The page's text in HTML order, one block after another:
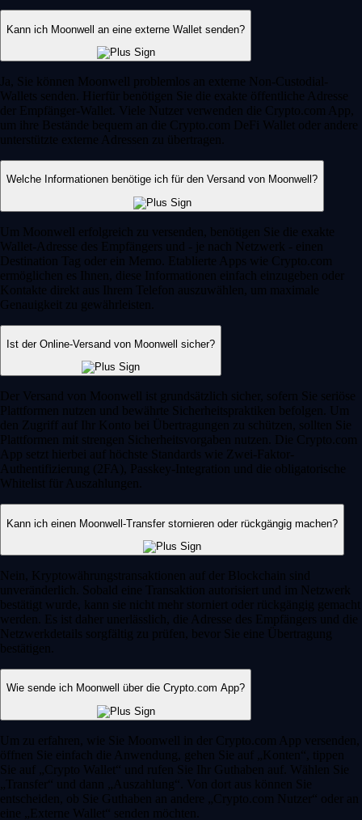
Kann ich Moonwell an eine externe Wallet senden?
Ja, Sie können Moonwell problemlos an externe Non-Custodial-
Wallets senden. Hierfür benötigen Sie die exakte öffentliche Adresse
der Empfänger-Wallet. Viele Nutzer verwenden die Crypto.com App,
um ihre Bestände bequem an die Crypto.com DeFi Wallet oder andere
unterstützte externe Adressen zu übertragen.
Welche Informationen benötige ich für den Versand von Moonwell?
Um Moonwell erfolgreich zu versenden, benötigen Sie die exakte
Wallet-Adresse des Empfängers und - je nach Netzwerk - einen
Destination Tag oder ein Memo. Etablierte Apps wie Crypto.com
ermöglichen es Ihnen, diese Informationen einfach einzugeben oder
Kontakte direkt aus Ihrem Telefon auszuwählen, um maximale
Genauigkeit zu gewährleisten.
Ist der Online-Versand von Moonwell sicher?
Der Versand von Moonwell ist grundsätzlich sicher, sofern Sie seriöse
Plattformen nutzen und bewährte Sicherheitspraktiken befolgen. Um
den Zugriff auf Ihr Konto bei Übertragungen zu schützen, sollten Sie
Plattformen mit strengen Sicherheitsvorgaben nutzen. Die Crypto.com
App setzt hierbei auf höchste Standards wie Zwei-Faktor-
Authentifizierung (2FA), Passkey-Integration und die obligatorische
Whitelist für Auszahlungen.
Kann ich einen Moonwell-Transfer stornieren oder rückgängig machen?
Nein, Kryptowährungstransaktionen auf der Blockchain sind
unveränderlich. Sobald eine Transaktion autorisiert und im Netzwerk
bestätigt wurde, kann sie nicht mehr storniert oder rückgängig gemacht
werden. Es ist daher unerlässlich, die Adresse des Empfängers und die
Netzwerkdetails sorgfältig zu prüfen, bevor Sie eine Übertragung
bestätigen.
Wie sende ich Moonwell über die Crypto.com App?
Um zu erfahren, wie Sie Moonwell in der Crypto.com App versenden,
öffnen Sie einfach die Anwendung, gehen Sie auf „Konten“, tippen
Sie auf „Crypto Wallet“ und rufen Sie Ihr Guthaben auf. Wählen Sie
„Transfer“ und dann „Auszahlung“. Von dort aus können Sie
entscheiden, ob Sie Guthaben an andere „Crypto.com Nutzer“ oder an
eine „Externe Wallet“ senden möchten.